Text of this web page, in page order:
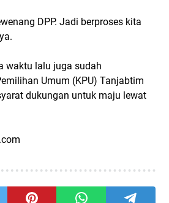
DPP. Jadi berproses kita
waktu lalu juga sudah
Umum (KPU) Tanjabtim
dukungan untuk maju lewat